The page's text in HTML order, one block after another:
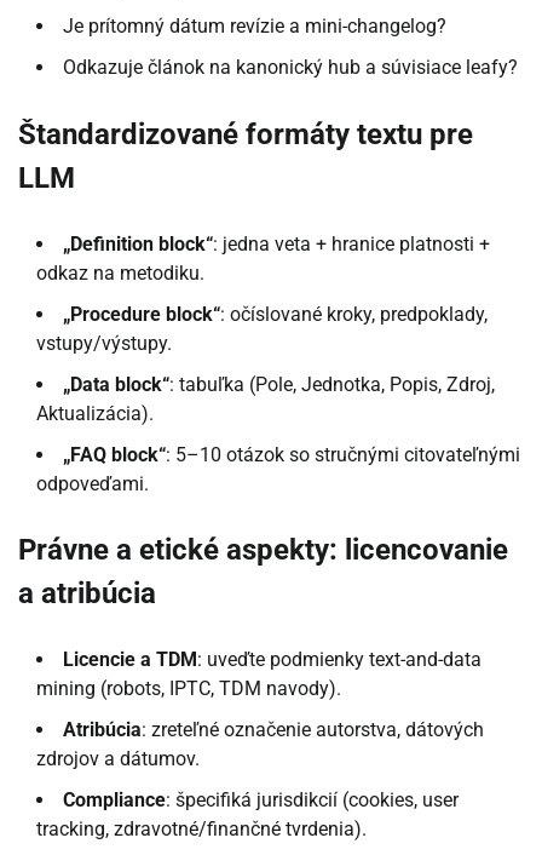
Je prítomný dátum revízie a mini-changelog?
Odkazuje článok na kanonický hub a súvisiace leafy?
Štandardizované formáty textu pre
LLM
„Definition block“: jedna veta + hranice platnosti +
odkaz na metodiku.
„Procedure block“: očíslované kroky, predpoklady,
vstupy/výstupy.
„Data block“: tabuľka (Pole, Jednotka, Popis, Zdroj,
Aktualizácia).
„FAQ block“: 5–10 otázok so stručnými citovateľnými
odpoveďami.
Právne a etické aspekty: licencovanie
a atribúcia
Licencie a TDM : uveďte podmienky text-and-data
mining (robots, IPTC, TDM navody).
Atribúcia: zreteľné označenie autorstva, dátových
zdrojov a dátumov.
Compliance: špecifiká jurisdikcií (cookies, user
tracking, zdravotné/finančné tvrdenia).